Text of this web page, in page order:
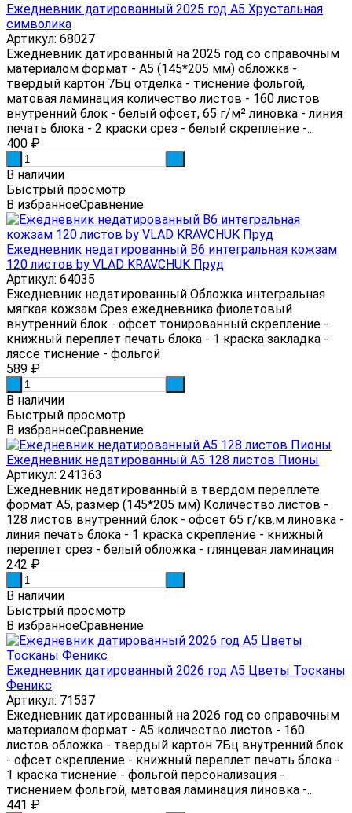
Ежедневник датированный 2025 год А5 Хрустальная
символика
Артикул: 68027
Ежедневник датированный на 2025 год со справочным
материалом формат - А5 (145*205 мм) обложка -
твердый картон 7Бц отделка - тиснение фольгой,
матовая ламинация количество листов - 160 листов
внутренний блок - белый офсет, 65 г/м² линовка - линия
печать блока - 2 краски срез - белый скрепление -...
400 ₽
В наличии
Быстрый просмотр
В избранноеСравнение
Ежедневник недатированный В6 интегральная кожзам
120 листов by VLAD KRAVCHUK Пруд
Артикул: 64035
Ежедневник недатированный Обложка интегральная
мягкая кожзам Срез ежедневника фиолетовый
внутренний блок - офсет тонированный скрепление -
книжный переплет печать блока - 1 краска закладка -
ляссе тиснение - фольгой
589 ₽
В наличии
Быстрый просмотр
В избранноеСравнение
Ежедневник недатированный А5 128 листов Пионы
Артикул: 241363
Ежедневник недатированный в твердом переплете
формат А5, размер (145*205 мм) Количество листов -
128 листов внутренний блок - офсет 65 г/кв.м линовка -
линия печать блока - 1 краска скрепление - книжный
переплет срез - белый обложка - глянцевая ламинация
242 ₽
В наличии
Быстрый просмотр
В избранноеСравнение
Ежедневник датированный 2026 год А5 Цветы Тосканы
Феникс
Артикул: 71537
Ежедневник датированный на 2026 год со справочным
материалом формат - А5 количество листов - 160
листов обложка - твердый картон 7Бц внутренний блок
- офсет скрепление - книжный переплет печать блока -
1 краска тиснение - фольгой персонализация -
тиснением фольгой, матовая ламинация линовка -...
441 ₽